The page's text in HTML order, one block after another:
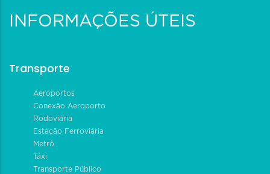
INFORMAÇÕES ÚTEIS
Transporte
Aeroportos
Conexão Aeroporto
Rodoviária
Estação Ferroviária
Metrô
Táxi
Transporte Público